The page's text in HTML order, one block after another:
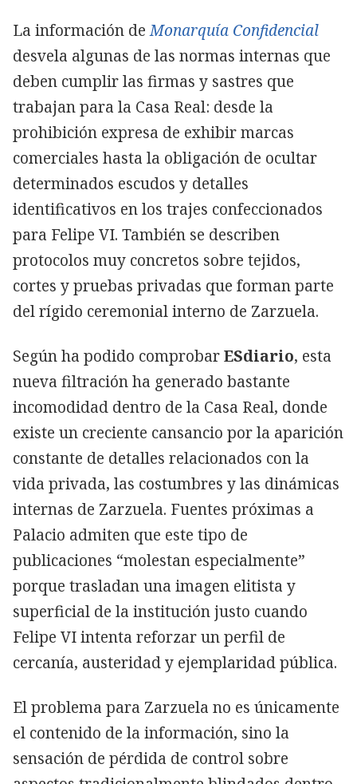
La información deMonarquía Confidencial
desvela algunas de las normas internas que
deben cumplir las firmas y sastres que
trabajan para la Casa Real: desde la
prohibición expresa de exhibir marcas
comerciales hasta la obligación de ocultar
determinados escudos y detalles
identificativos en los trajes confeccionados
para Felipe VI. También se describen
protocolos muy concretos sobre tejidos,
cortes y pruebas privadas que forman parte
del rígido ceremonial interno de Zarzuela.
Según ha podido comprobarESdiario, esta
nueva filtración ha generado bastante
incomodidad dentro de la Casa Real, donde
existe un creciente cansancio por la aparición
constante de detalles relacionados con la
vida privada, las costumbres y las dinámicas
internas de Zarzuela. Fuentes próximas a
Palacio admiten que este tipo de
publicaciones “molestan especialmente”
porque trasladan una imagen elitista y
superficial de la institución justo cuando
Felipe VI intenta reforzar un perfil de
cercanía, austeridad y ejemplaridad pública.
El problema para Zarzuela no es únicamente
el contenido de la información, sino la
sensación de pérdida de control sobre